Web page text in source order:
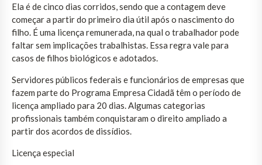
Ela é de cinco dias corridos, sendo que a contagem deve
começar a partir do primeiro dia útil após o nascimento do
filho. É uma licença remunerada, na qual o trabalhador pode
faltar sem implicações trabalhistas. Essa regra vale para
casos de filhos biológicos e adotados.
Servidores públicos federais e funcionários de empresas que
fazem parte do Programa Empresa Cidadã têm o período de
licença ampliado para 20 dias. Algumas categorias
profissionais também conquistaram o direito ampliado a
partir dos acordos de dissídios.
Licença especial